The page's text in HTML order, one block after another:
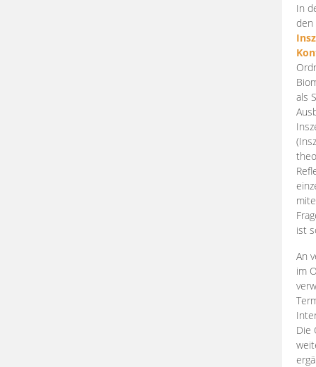
In
den
als
ist
An
im
Die